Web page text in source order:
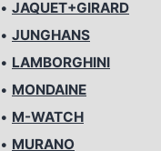
• JAQUET+GIRARD
• JUNGHANS
• LAMBORGHINI
• MONDAINE
• M-WATCH
• MURANO